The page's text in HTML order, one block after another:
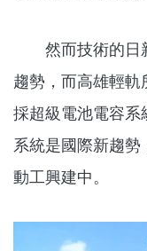
然而技術的日
趨勢，而高雄輕軌
採超級電池電容系
系統是國際新趨
動工興建中。